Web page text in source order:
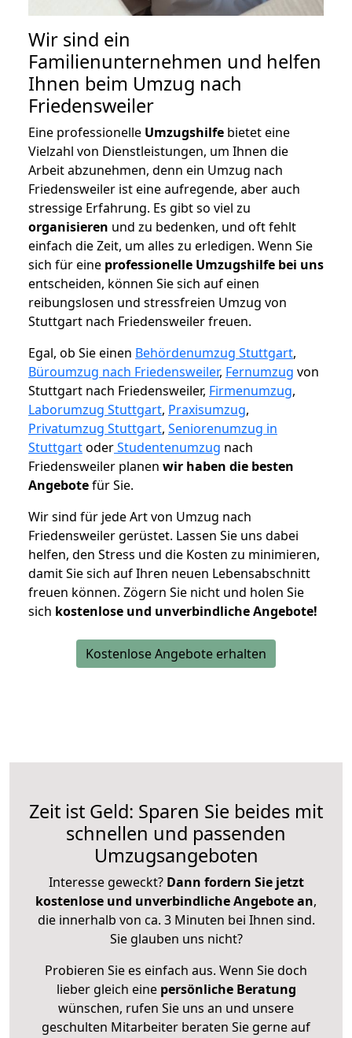
Wir sind ein
Familienunternehmen und helfen
Ihnen beim Umzug nach
Friedensweiler
Eine professionelle Umzugshilfe bietet eine
Vielzahl von Dienstleistungen, um Ihnen die
Arbeit abzunehmen, denn ein Umzug nach
Friedensweiler ist eine aufregende, aber auch
stressige Erfahrung. Es gibt so viel zu
organisieren und zu bedenken, und oft fehlt
einfach die Zeit, um alles zu erledigen. Wenn Sie
sich für eine professionelle Umzugshilfe bei uns
entscheiden, können Sie sich auf einen
reibungslosen und stressfreien Umzug von
Stuttgart nach Friedensweiler freuen.
Egal, ob Sie einen Behördenumzug Stuttgart,
Büroumzug nach Friedensweiler, Fernumzug von
Stuttgart nach Friedensweiler, Firmenumzug,
Laborumzug Stuttgart, Praxisumzug,
Privatumzug Stuttgart, Seniorenumzug in
StuttgartoderStudentenumzug nach
Friedensweiler planen wir haben die besten
Angebotefür Sie.
Wir sind für jede Art von Umzug nach
Friedensweiler gerüstet. Lassen Sie uns dabei
helfen, den Stress und die Kosten zu minimieren,
damit Sie sich auf Ihren neuen Lebensabschnitt
freuen können. Zögern Sie nicht und holen Sie
sich kostenlose und unverbindliche Angebote!
Kostenlose Angebote erhalten
Zeit ist Geld: Sparen Sie beides mit
schnellen und passenden
Umzugsangeboten
Interesse geweckt? Dann fordern Sie jetzt
kostenlose und unverbindliche Angebote an,
die innerhalb von ca. 3 Minuten bei Ihnen sind.
Sie glauben uns nicht?
Probieren Sie es einfach aus. Wenn Sie doch
lieber gleich eine persönliche Beratung
wünschen, rufen Sie uns an und unsere
geschulten Mitarbeiter beraten Sie gerne auf